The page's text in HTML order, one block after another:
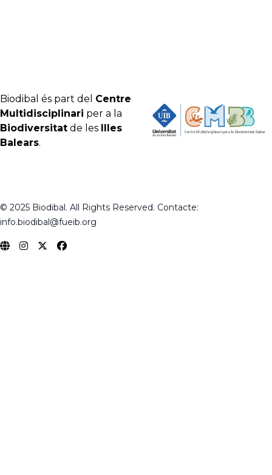
Biodibal és part del Centre
Multidisciplinari per a la
Biodiversitat de les Illes
Balears.
© 2025 Biodibal. All Rights Reserved. Contacte:
info.biodibal@fueib.org